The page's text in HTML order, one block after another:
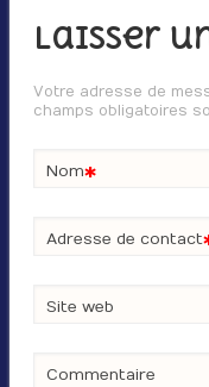
Laisser
Votre adresse de
champs obligatoires
Nom*
Adresse de contact
Site web
Commentaire